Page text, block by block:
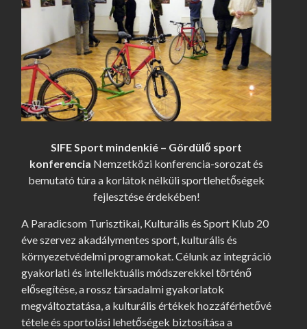
SIFE Sport mindenkié – Gördülő sport
konferencia Nemzetközi konferencia-sorozat és
bemutató túra a korlátok nélküli sportlehetőségek
fejlesztése érdekében!
A Paradicsom Turisztikai, Kulturális és Sport Klub 20
éve szervez akadálymentes sport, kulturális és
környezetvédelmi programokat. Célunk az integráció
gyakorlati és intellektuális módszerekkel történő
elősegítése, a rossz társadalmi gyakorlatok
megváltoztatása, a kulturális értékek hozzáférhetővé
tétele és sportolási lehetőségek biztosítása a